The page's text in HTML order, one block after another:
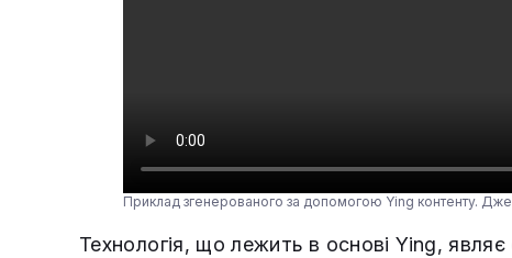
Приклад згенерованого за допомогою Ying контенту.
Технологія, що лежить в основі Ying,